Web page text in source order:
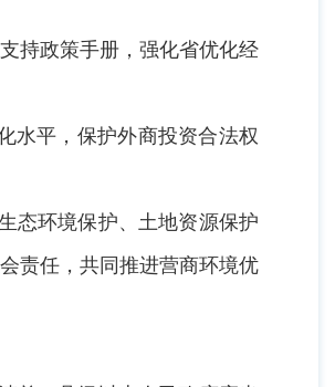
持政策手册，强化省优化经
水平，保护外商投资合法权
态环境保护、土地资源保护
责任，共同推进营商环境优